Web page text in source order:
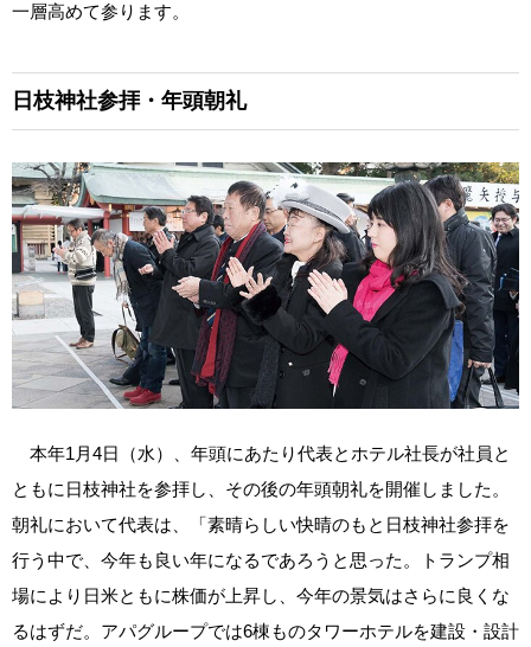
一層高めて参ります。
日枝神社参拝・年頭朝礼
本年1月4日（水）、年頭にあたり代表とホテル社長が社員と
ともに日枝神社を参拝し、その後の年頭朝礼を開催しました。
朝礼において代表は、「素晴らしい快晴のもと日枝神社参拝を
行う中で、今年も良い年になるであろうと思った。トランプ相
場により日米ともに株価が上昇し、今年の景気はさらに良くな
るはずだ。アパグループでは6棟ものタワーホテルを建設・設計